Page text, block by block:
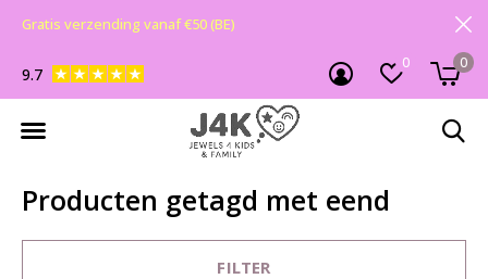
0 0
9.7
Gratis verzending vanaf €50 (BE)
Producten getagd met eend
FILTER